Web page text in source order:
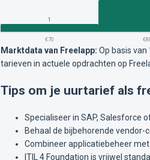
1
€70
Marktdata van Freelapp: Op basis
tarieven in actuele opdrachten op
Tips om je uurtarief als
Specialiseer in SAP, Salesforce
Behaal de bijbehorende
Combineer applicatiebeheer
ITIL 4 Foundation is vrijwel